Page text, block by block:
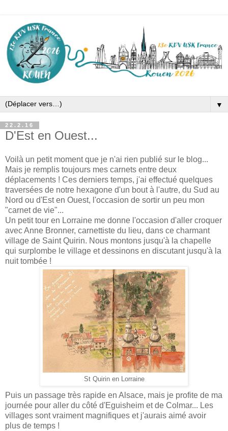
▼
22.2.16
D'Est en Ouest...
Voilà un petit moment que je n'ai rien publié sur le blog...
Mais je remplis toujours mes carnets entre deux
déplacements ! Ces derniers temps, j'ai effectué quelques
traversées de notre hexagone d'un bout à l'autre, du Sud au
Nord ou d'Est en Ouest, l'occasion de sortir un peu mon
"carnet de vie"...
Un petit tour en Lorraine me donne l'occasion d'aller croquer
avec Anne Bronner, carnettiste du lieu, dans ce charmant
village de Saint Quirin. Nous montons jusqu'à la chapelle
qui surplombe le village et dessinons en discutant jusqu'à la
nuit tombée !
St Quirin en Lorraine
Puis un passage très rapide en Alsace, mais je profite de ma
journée pour aller du côté d'Eguisheim et de Colmar... Les
villages sont vraiment magnifiques et j'aurais aimé avoir
plus de temps !